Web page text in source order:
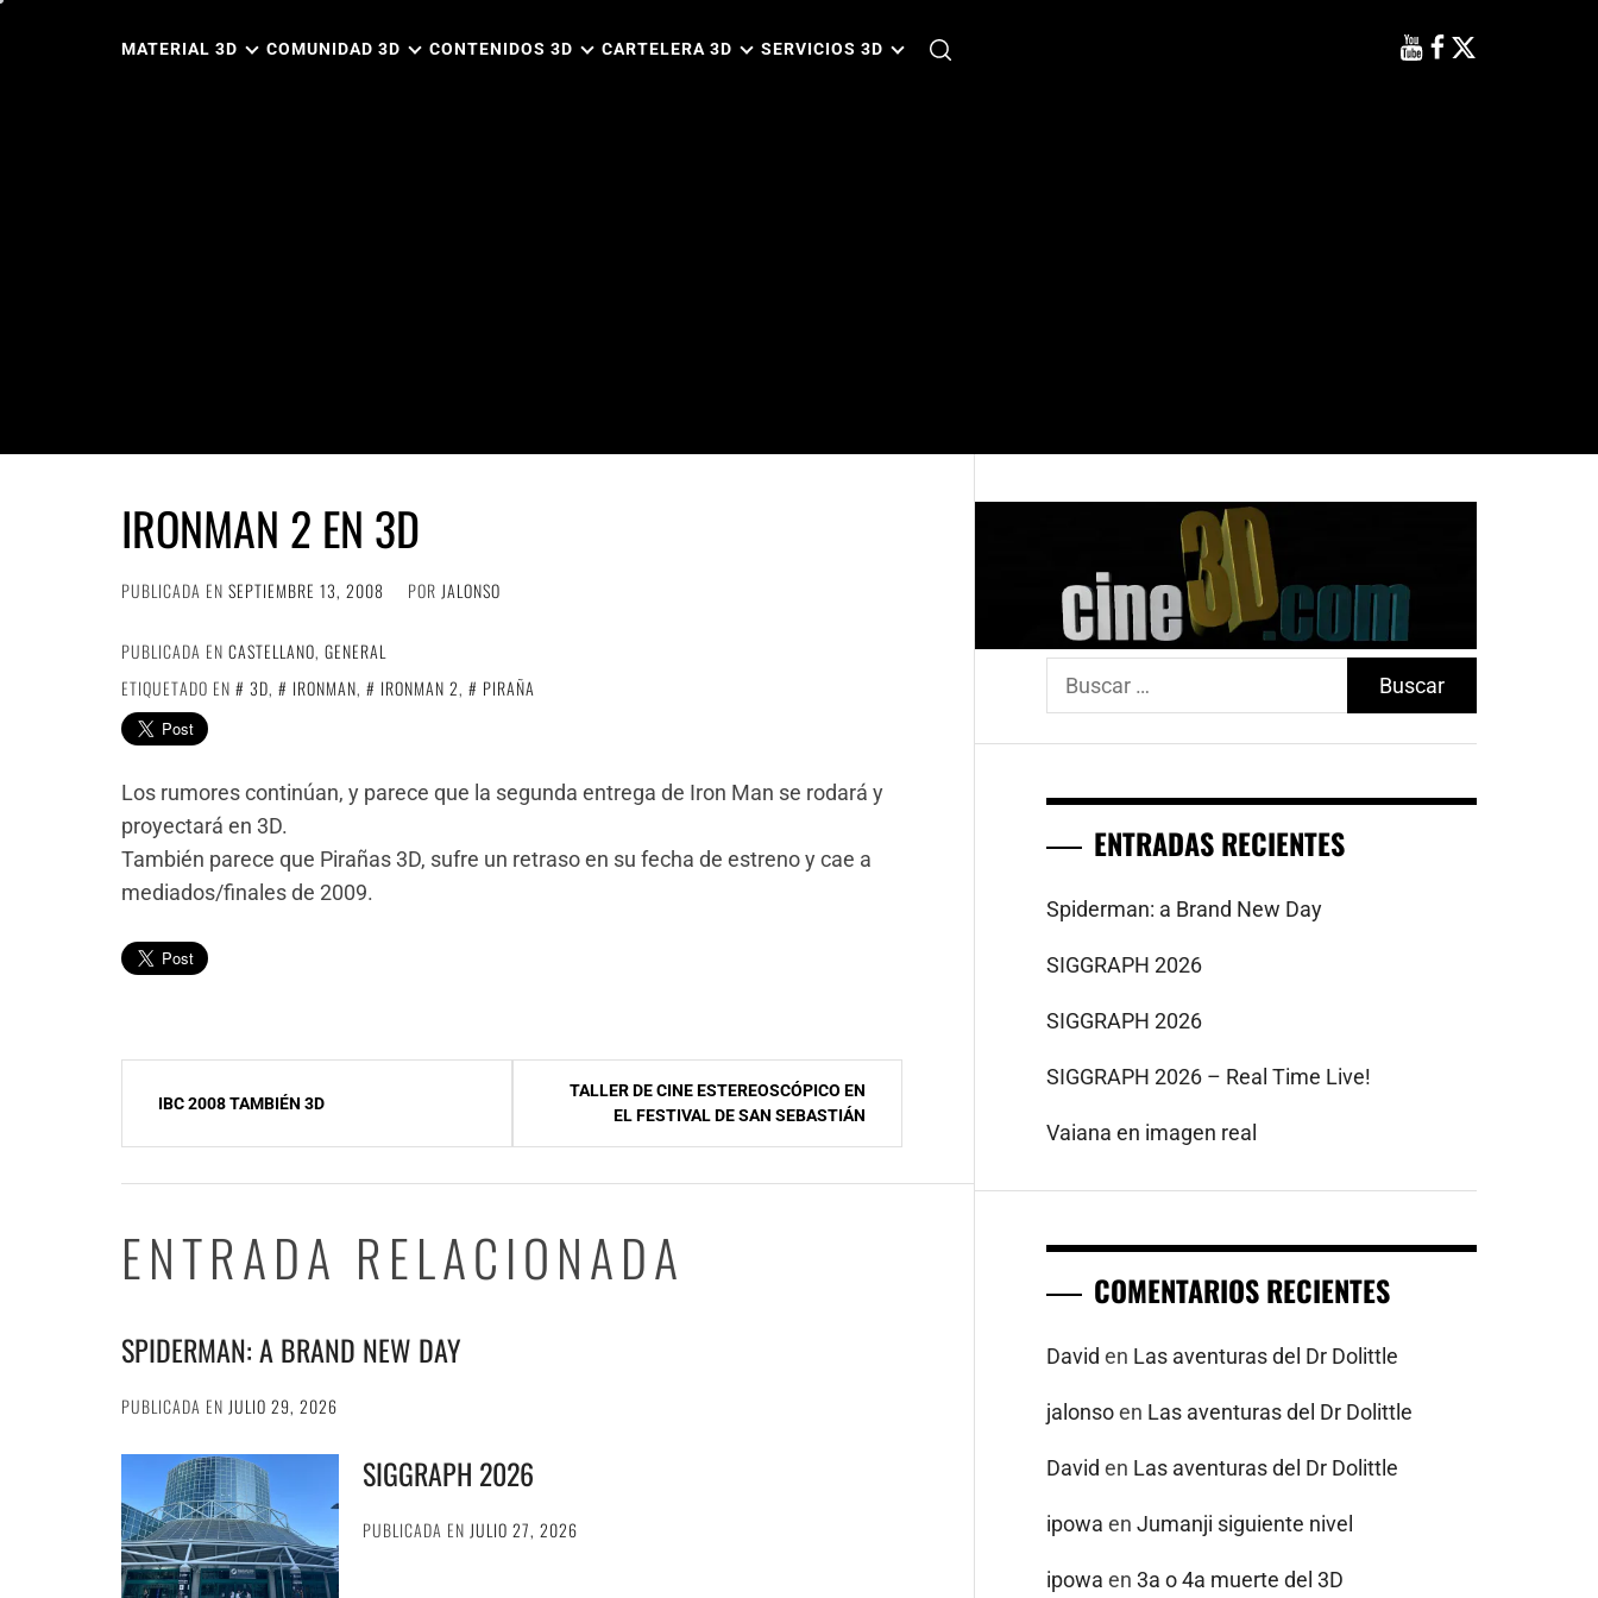
MATERIAL 3D COMUNIDAD 3D CONTENIDOS 3D CARTELERA 3D SERVICIOS 3D
IRONMAN 2 EN 3D
PUBLICADA EN SEPTIEMBRE 13, 2008 POR JALONSO
PUBLICADA EN CASTELLANO, GENERAL
ETIQUETADO EN
3D, IRONMAN, IRONMAN 2, PIRAÑA
Los rumores continúan, y parece que la segunda entrega de Iron Man se rodará y
proyectará en 3D.
También parece que Pirañas 3D, sufre un retraso en su fecha de estreno y cae a
mediados/finales de 2009.
entradas
IBC 2008 TAMBIÉN 3D
TALLER DE CINE ESTEREOSCÓPICO EN
EL FESTIVAL DE SAN SEBASTIÁN
ENTRADA RELACIONADA
SPIDERMAN: A BRAND NEW DAY
PUBLICADA EN JULIO 29, 2026
SIGGRAPH 2026
PUBLICADA EN JULIO 27, 2026
Buscar:
ENTRADAS RECIENTES
Spiderman: a Brand New Day
SIGGRAPH 2026
SIGGRAPH 2026
SIGGRAPH 2026 – Real Time Live!
Vaiana en imagen real
COMENTARIOS RECIENTES
David en Las aventuras del Dr Dolittle
jalonsoen Las aventuras del Dr Dolittle
David en Las aventuras del Dr Dolittle
ipowa enJumanji siguiente nivel
ipowa en3a o 4a muerte del 3D